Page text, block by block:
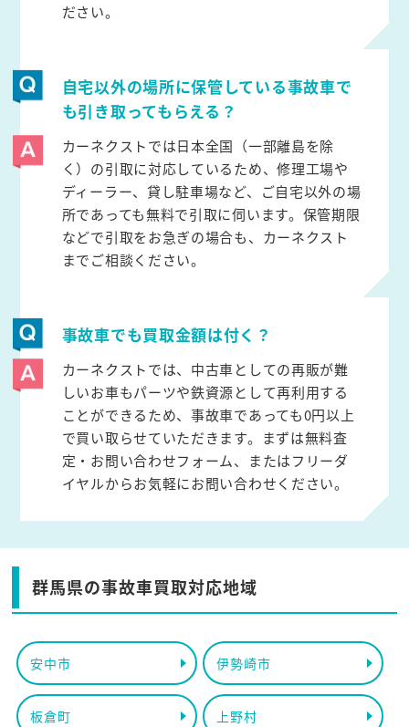
ださい。
自宅以外の場所に保管している事故車で
も引き取ってもらえる？
カーネクストでは日本全国（一部離島を除
く）の引取に対応しているため、修理工場や
ディーラー、貸し駐車場など、ご自宅以外の場
所であっても無料で引取に伺います。保管期限
などで引取をお急ぎの場合も、カーネクスト
までご相談ください。
事故車でも買取金額は付く？
カーネクストでは、中古車としての再販が難
しいお車もパーツや鉄資源として再利用する
ことができるため、事故車であっても0円以上
で買い取らせていただきます。まずは無料査
定・お問い合わせフォーム、またはフリーダ
イヤルからお気軽にお問い合わせください。
群馬県の事故車買取対応地域
安中市 伊勢崎市
板倉町 上野村